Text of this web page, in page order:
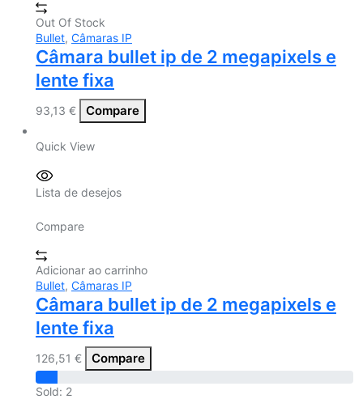
Out Of Stock
Bullet, Câmaras IP
Câmara bullet ip de 2 megapixels e
lente fixa
93,13 € Compare
Quick View
Lista de desejos
Compare
Adicionar ao carrinho
Bullet, Câmaras IP
Câmara bullet ip de 2 megapixels e
lente fixa
126,51 € Compare
Sold: 2